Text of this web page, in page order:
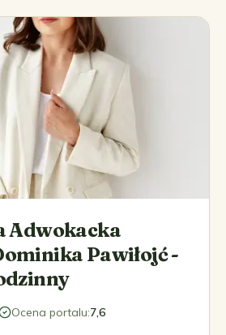
Adwokacka
Pawiłojć -
Ocena portalu:7,6